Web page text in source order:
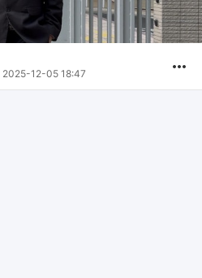
2025-12-05 18:47